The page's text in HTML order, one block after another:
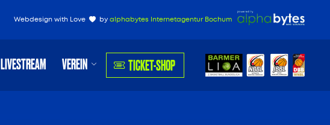
Webdesign with Love by alphabytes Internetagentur Bochum
LIVESTREAM VEREIN TICKET-SHOP